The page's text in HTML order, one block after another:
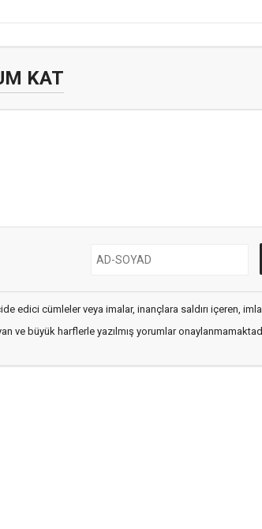
KAT
edici cümleler veya imalar, inançlara saldırı içeren,
ve büyük harflerle yazılmış yorumlar